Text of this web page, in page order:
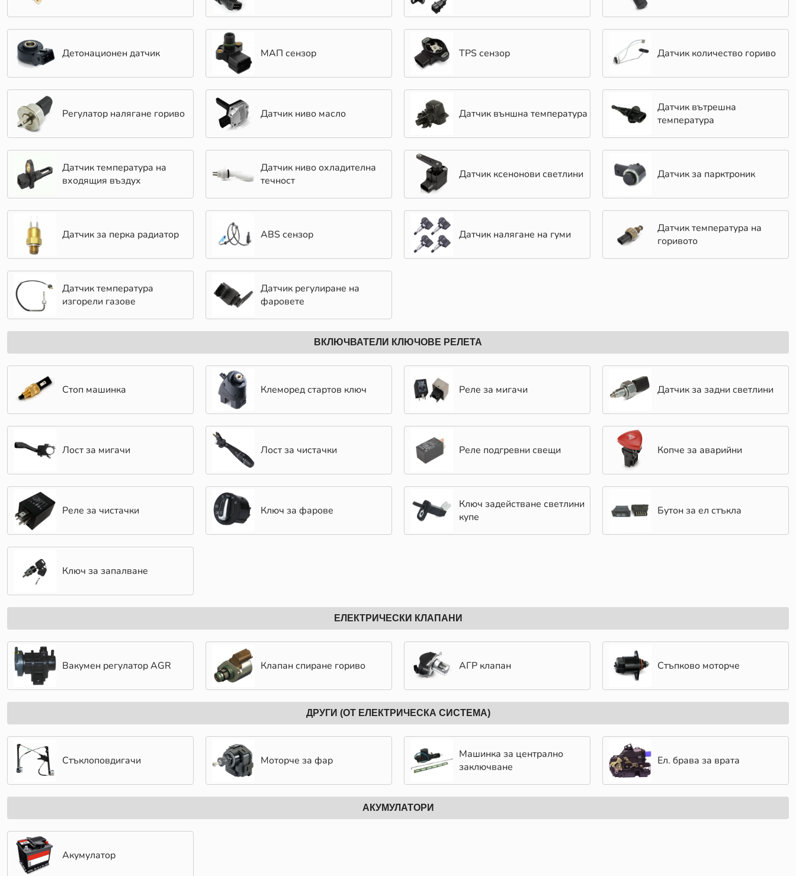
Детонационен датчик МАП сензор TPS сензор Датчик количество гориво
Регулатор налягане гориво Датчик ниво масло Датчик външна температура
Датчик вътрешна
температура
Датчик температура на
входящия въздух
Датчик ниво охладителна
течност
Датчик ксенонови светлини Датчик за парктроник
Датчик за перка радиатор ABS сензор Датчик налягане на гуми
Датчик температура на
горивото
Датчик температура
изгорели газове
Датчик регулиране на
фаровете
ВКЛЮЧВАТЕЛИ КЛЮЧОВЕ РЕЛЕТА
Стоп машинка Клеморед стартов ключ Реле за мигачи Датчик за задни светлини
Лост за мигачи Лост за чистачки Реле подгревни свещи Копче за аварийни
Реле за чистачки Ключ за фарове
Ключ задействане светлини
купе
Бутон за ел стъкла
Ключ за запалване
ЕЛЕКТРИЧЕСКИ КЛАПАНИ
Вакумен регулатор AGR Клапан спиране гориво АГР клапан Стъпково моторче
ДРУГИ (ОТ ЕЛЕКТРИЧЕСКА СИСТЕМА)
Стъклоповдигачи Моторче за фар
Машинка за централно
заключване
Ел. брава за врата
АКУМУЛАТОРИ
Акумулатор